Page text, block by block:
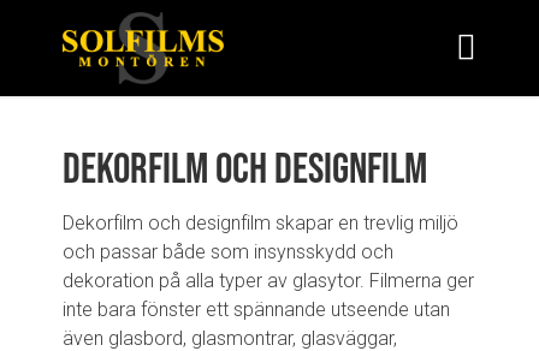
Dekorfilm och designfilm
Dekorfilm och designfilm skapar en trevlig miljö
och passar både som insynsskydd och
dekoration på alla typer av glasytor. Filmerna ger
inte bara fönster ett spännande utseende utan
även glasbord, glasmontrar, glasväggar,